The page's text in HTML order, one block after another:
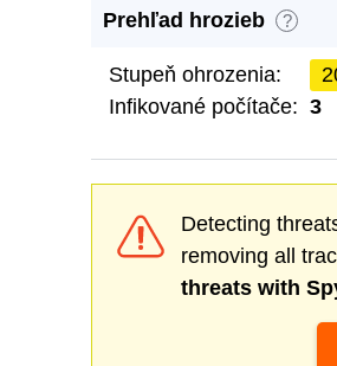
Prehľad hrozieb ?
Stupeň ohrozenia:
Infikované počítače: 3
Detecting
removing all
threats with